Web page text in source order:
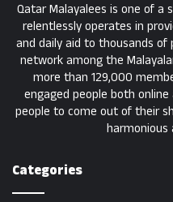
Qatar Malayalees is one of a
relentlessly operates in
and daily aid to thousands of
network among the
more than 129,000
engaged people both
people to come out of their
harmonious
Categories